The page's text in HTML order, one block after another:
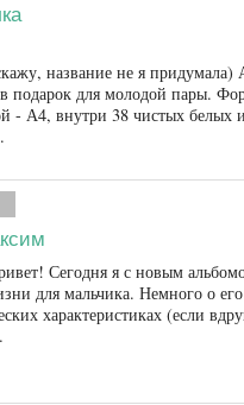
название не я придумала)
подарок для молодой пары.
- А4, внутри 38 чистых белых
Сегодня я с новым
для мальчика. Немного о его
характеристиках (если